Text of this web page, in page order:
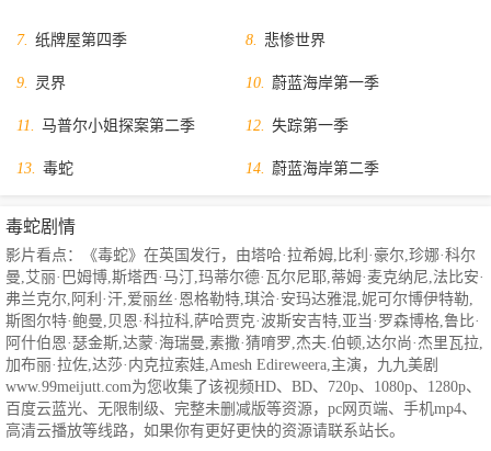
7. 纸牌屋第四季 8. 悲惨世界
9. 灵界 10. 蔚蓝海岸第一季
11. 马普尔小姐探案第二季 12. 失踪第一季
13. 毒蛇 14. 蔚蓝海岸第二季
毒蛇剧情
影片看点：《毒蛇》在英国发行，由塔哈·拉希姆,比利·豪尔,珍娜·科尔
曼,艾丽·巴姆博,斯塔西·马汀,玛蒂尔德·瓦尔尼耶,蒂姆·麦克纳尼,法比安·
弗兰克尔,阿利·汗,爱丽丝·恩格勒特,琪洽·安玛达雅混,妮可尔博伊特勒,
斯图尔特·鲍曼,贝恩·科拉科,萨哈贾克·波斯安吉特,亚当·罗森博格,鲁比·
阿什伯恩·瑟金斯,达蒙·海瑞曼,素撒·猜唷罗,杰夫.伯顿,达尔尚·杰里瓦拉,
加布丽·拉佐,达莎·内克拉索娃,Amesh Edireweera,主演，九九美剧
www.99meijutt.com为您收集了该视频HD、BD、720p、1080p、1280p、
百度云蓝光、无限制级、完整未删减版等资源，pc网页端、手机mp4、
高清云播放等线路，如果你有更好更快的资源请联系站长。